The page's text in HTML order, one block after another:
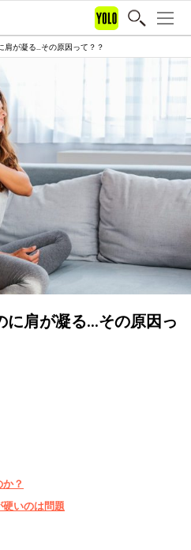
肩が凝る…その原因って？？
に肩が凝る…その原因っ
？
硬いのは問題